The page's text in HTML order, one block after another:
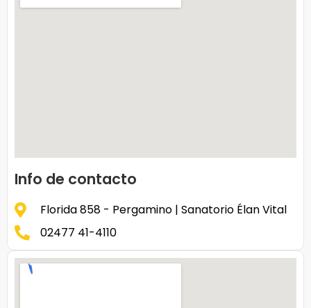
Info de contacto
Florida 858 - Pergamino | Sanatorio Élan Vital
02477 41-4110